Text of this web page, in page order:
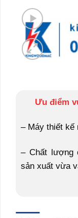
Ưu điểm
– Máy thiết kế
– Chất lượng
sản xuất vừa